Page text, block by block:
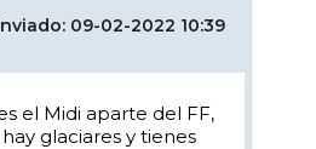
09-02-2022 10:39
el Midi aparte del FF,
glaciares y tienes